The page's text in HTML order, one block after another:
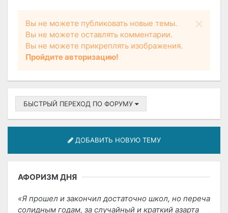
Вы не можете публиковать новые темы.
Вы не можете оставлять комментарии.
Вы не можете прикреплять изображения.
Пройдите авторизацию!
БЫСТРЫЙ ПЕРЕХОД ПО ФОРУМУ
ДОБАВИТЬ НОВУЮ ТЕМУ
АФОРИЗМ ДНЯ
Я прошел и закончил достаточно школ, но переча
солидным годам, за случайный и краткий азарта